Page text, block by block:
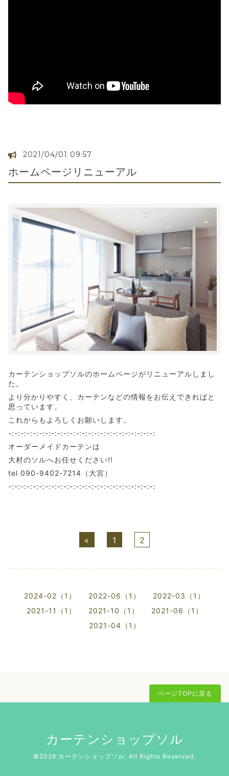
2021/04/01 09:57
ホームページリニューアル
カーテンショップソルのホームページがリニューアルしまし
た。
より分かりやすく、カーテンなどの情報をお伝えできればと
思っています。
これからもよろしくお願いします。
-:-:-:-:-:-:-:-:-:-:-:-:-:-:-:-:-:-:-:-:-:-:-:-:
オーダーメイドカーテンは
大村のソルへお任せください!!
tel 090-9402-7214（大宮）
-:-:-:-:-:-:-:-:-:-:-:-:-:-:-:-:-:-:-:-:-:-:-:-:
« 1 2
2024-02（1） 2022-06（1）
2022-03（1）
2021-11（1）
2021-10（1）
2021-06（1）
2021-04（1）
ページTOPに戻る
カーテンショップソル
©2026 カーテンショップソル. All Rights Reserved.